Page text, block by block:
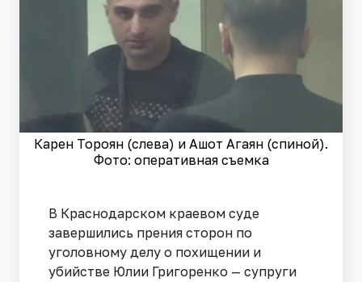
Карен Тороян (слева) и Ашот Агаян (спиной).
Фото: оперативная съемка
В Краснодарском краевом суде
завершились прения сторон по
уголовному делу о похищении и
убийстве Юлии Григоренко — супруги